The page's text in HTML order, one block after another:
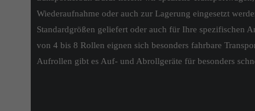
Wiederaufnahme oder auch zur Lagerung eingesetzt
Standardgrößen geliefert oder auch für Ihre spezifischen
von 4 bis 8 Rollen eignen sich besonders fahrbare
Aufrollen gibt es Auf- und Abrollgeräte für besonders